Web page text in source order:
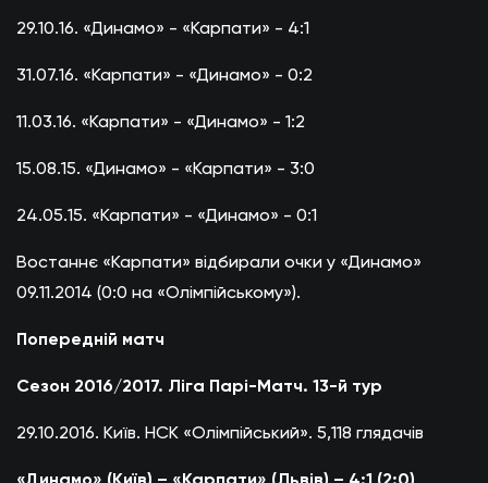
29.10.16. «Динамо» - «Карпати» - 4:1
31.07.16. «Карпати» - «Динамо» - 0:2
11.03.16. «Карпати» - «Динамо» - 1:2
15.08.15. «Динамо» - «Карпати» - 3:0
24.05.15. «Карпати» - «Динамо» - 0:1
Востаннє «Карпати» відбирали очки у «Динамо»
09.11.2014 (0:0 на «Олімпійському»).
Попередній матч
Сезон 2016/2017. Ліга Парі-Матч. 13-й тур
29.10.2016. Київ. НСК «Олімпійський». 5,118 глядачів